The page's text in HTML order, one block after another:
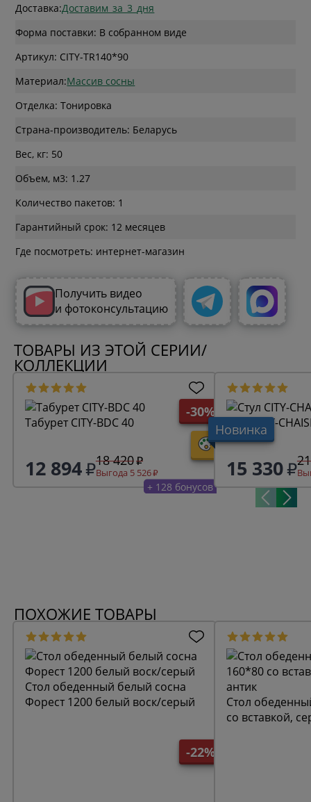
Доставка:Доставим_за_3_дня
Форма поставки: В собранном виде
Артикул: CITY-TR140*90
Материал:Массив сосны
Отделка: Тонировка
Страна-производитель: Беларусь
Вес, кг: 50
Объем, м3: 1.27
Количество пакетов: 1
Гарантийный срок: 12 месяцев
Где посмотреть: интернет-магазин
Получить видео
и фотоконсультацию
ТОВАРЫ ИЗ ЭТОЙ СЕРИИ/
КОЛЛЕКЦИИ
-30%
Табурет CITY-BDC 40
12 894 18 420
Выгода 5 526
+ 128 бонусов
Новинка
Стул CITY-
15 330
ПОХОЖИЕ ТОВАРЫ
-22%
Стол обеденный белый сосна
Форест 1200 белый воск/серый
Стол
со вставкой,